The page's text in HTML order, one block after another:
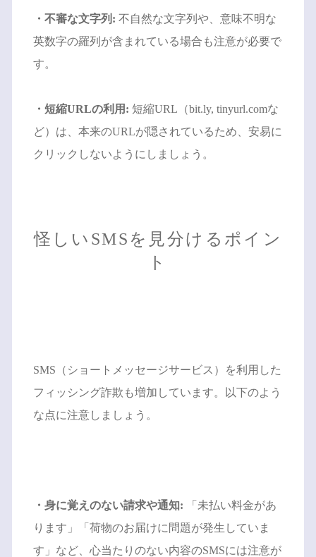
・不審な文字列: 不自然な文字列や、意味不明な
英数字の羅列が含まれている場合も注意が必要で
す。
・短縮URLの利用: 短縮URL（bit.ly, tinyurl.comな
ど）は、本来のURLが隠されているため、安易に
クリックしないようにしましょう。
怪しいSMSを見分けるポイン
ト
SMS（ショートメッセージサービス）を利用した
フィッシング詐欺も増加しています。以下のよう
な点に注意しましょう。
・身に覚えのない請求や通知: 「未払い料金があ
ります」「荷物のお届けに問題が発生していま
す」など、心当たりのない内容のSMSには注意が